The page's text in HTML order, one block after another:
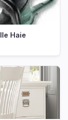
Haie